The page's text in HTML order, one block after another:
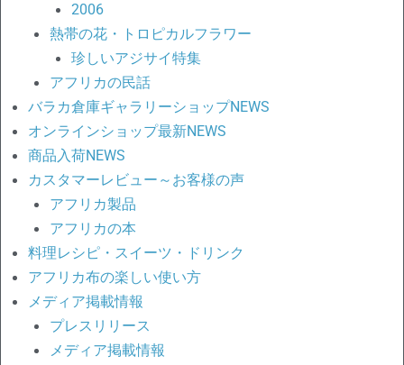
2006
熱帯の花・トロピカルフラワー
珍しいアジサイ特集
アフリカの民話
バラカ倉庫ギャラリーショップNEWS
オンラインショップ最新NEWS
商品入荷NEWS
カスタマーレビュー～お客様の声
アフリカ製品
アフリカの本
料理レシピ・スイーツ・ドリンク
アフリカ布の楽しい使い方
メディア掲載情報
プレスリリース
メディア掲載情報